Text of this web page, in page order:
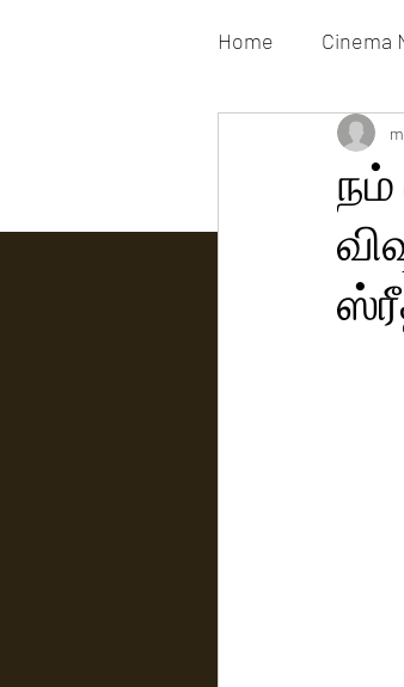
Home Cinema
Movies Gallery
நம்